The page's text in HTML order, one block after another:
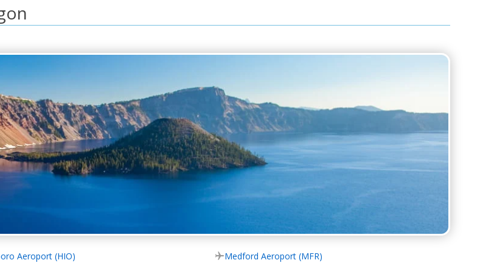
Aeroport (HIO) Medford Aeroport (MFR)